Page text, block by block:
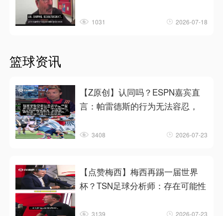
1031 2026-07-18
篮球资讯
【Z原创】认同吗？ESPN嘉宾直
言：帕雷德斯的行为无法容忍，
3408 2026-07-23
【点赞梅西】梅西再踢一届世界
杯？TSN足球分析师：存在可能性
3139 2026-07-23